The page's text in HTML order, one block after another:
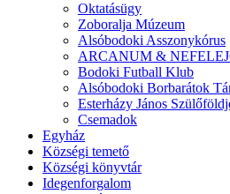
Oktatásügy
Zoboralja Múzeum
Alsóbodoki Asszonykórus
ARCANUM &
Bodoki Futball Klub
Alsóbodoki Borbarátok
Esterházy János
Csemadok
Egyház
Községi temető
Községi könyvtár
Idegenforgalom